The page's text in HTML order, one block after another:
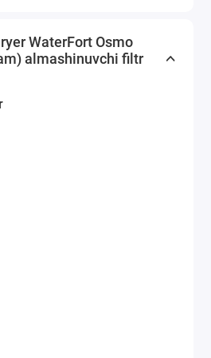
WaterFort Osmo
almashinuvchi filtr